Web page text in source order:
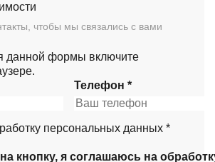
чтобы мы связались с вами
данной формы включите
Телефон *
персональных данных *
кнопку, я соглашаюсь на